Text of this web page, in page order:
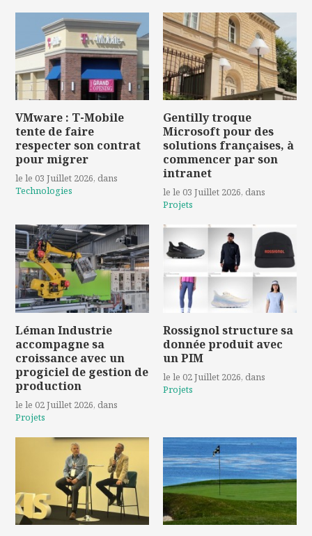
VMware : T-Mobile
tente de faire
respecter son contrat
pour migrer
le le 03 Juillet 2026, dans
Technologies
Gentilly troque
Microsoft pour des
solutions françaises, à
commencer par son
intranet
le le 03 Juillet 2026, dans
Projets
Léman Industrie
accompagne sa
croissance avec un
progiciel de gestion de
production
le le 02 Juillet 2026, dans
Projets
Rossignol structure sa
donnée produit avec
un PIM
le le 02 Juillet 2026, dans
Projets